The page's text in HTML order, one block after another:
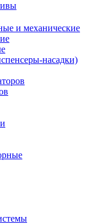
и механические
насадки)